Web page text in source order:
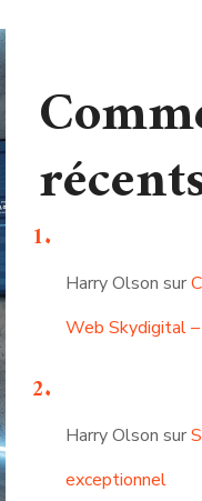
Harry Olson sur
Web Skydigital –
Harry Olson sur
exceptionnel